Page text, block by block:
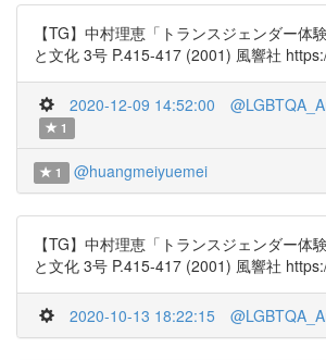
【TG】中村理恵「トランスジェンダー体
と文化 3号 P.415-417 (2001) 風響社
2020-12-09 14:52:00
1
1 @huangmeiyuemei
【TG】中村理恵「トランスジェンダー体
と文化 3号 P.415-417 (2001) 風響社
2020-10-13 18:22:15